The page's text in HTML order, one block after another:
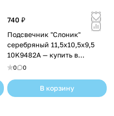
740 ₽
Подсвечник "Слоник"
серебряный 11,5х10,5х9,5
10K9482A — купить в
Ставрополе с доставкой
0 0
В корзину